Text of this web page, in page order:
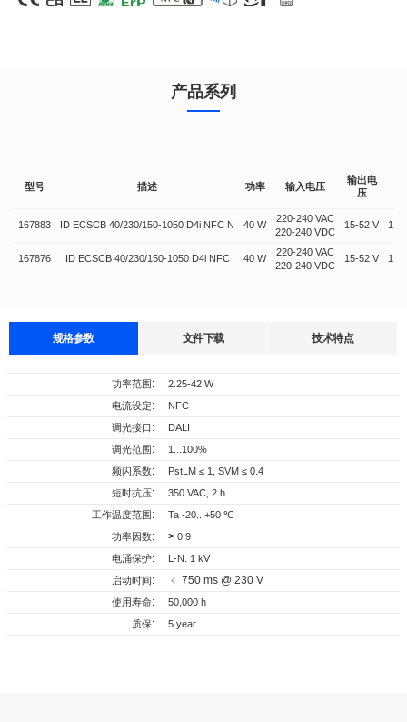
产品系列
型号 描述 功率 输入电压
输出电
压
167883 ID ECSCB 40/230/150-1050 D4i NFC N 40 W
220-240 VAC
220-240 VDC
15-52 V
167876 ID ECSCB 40/230/150-1050 D4i NFC 40 W
220-240 VAC
220-240 VDC
15-52 V
规格参数 文件下载 技术特点
功率范围:
2.25-42 W
电流设定:
NFC
调光接口 :
DALI
调光范围:
1...100%
频闪系数:
PstLM ≤ 1, SVM ≤ 0.4
短时抗压:
350 VAC, 2 h
工作温度范围:
Ta -20...+50 ℃
功率因数: > 0.9
电涌保护:
L-N: 1 kV
启动时间: ﹤ 750 ms @ 230 V
使用寿命:
50,000 h
质保: 5 year
认证
167876_ID_ECSCB_40_230_150-
1050_D4i_NFC
167883_ID_ECSCB_40_230_150-
1050_D4i_NFC_N
RCM_D4i_NFC_内置式_独立式_lD系
SAA_D4i_NFC_内置式_独立式_lD系
CE_D4i_NFC_内置式_独立式_lD系
ENEC_D4i_NFC_内置式_独立式_lD系
3D_D4i_NFC_内置式_独立式_lD系
下载
CE声明_D4i_NFC_内置式_独立式_lD系
下载
支持多种协议，并与多个照明设备兼容
DALI-2 认证计划基于数字照明接口联盟 (DIIA) 创建的
DALI-2 测试规范。这些测试规范源自 IEC 62386、国际
DALI 标准或 DIIA 制定的新规范的相关部分。
链路控制协议（LLCP）和简单NDEF交换协议
（SNEP）。 认证产品涵盖支持 NFC 功能的各类设备。
LED 驱动器的数据规范由 DALI 联盟 (DiiA) 创建并维护
据）、DALI 第 252 部分 - 能源报告（能源数据）、
DALI 第 253 部分 - 诊断和维护（诊断数据）。